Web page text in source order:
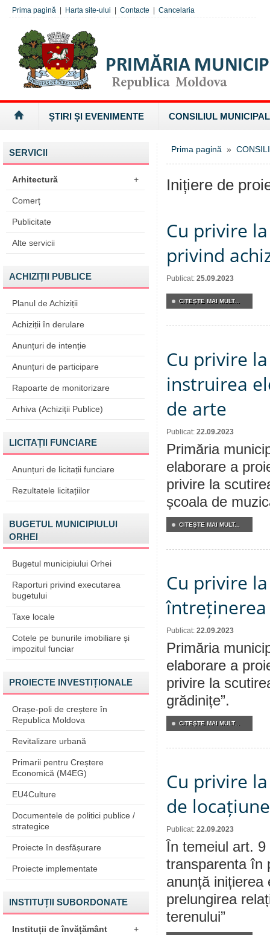
Prima pagină Harta site-ului Contacte Cancelaria
ȘTIRI ȘI EVENIMENTE CONSILIUL MUNICIPAL
SERVICII
Arhitectură +
Comerț
Publicitate
Alte servicii
ACHIZIȚII PUBLICE
Planul de Achiziții
Achiziții în derulare
Anunțuri de intenție
Anunțuri de participare
Rapoarte de monitorizare
Arhiva (Achiziții Publice)
LICITAȚII FUNCIARE
Anunțuri de licitații funciare
Rezultatele licitațiilor
BUGETUL MUNICIPIULUI
ORHEI
Bugetul municipiului Orhei
Raporturi privind executarea
bugetului
Taxe locale
Cotele pe bunurile imobiliare și
impozitul funciar
PROIECTE INVESTIȚIONALE
Orașe-poli de creștere în
Republica Moldova
Revitalizare urbană
Primarii pentru Creștere
Economică (M4EG)
EU4Culture
Documentele de politici publice /
strategice
Proiecte în desfășurare
Proiecte implementate
INSTITUȚII SUBORDONATE
Instituții de învățământ +
Prima pagină »
Inițiere de
Cu privire
privind
Publicat: 25.09.2023
CITEŞTE MAI MULT...
Cu privire
instruirea
de arte
Publicat: 22.09.2023
Primăria
elaborare a
privire la
școala de
CITEŞTE MAI MULT...
Cu privire
Publicat: 22.09.2023
Primăria
elaborare a
privire la
grădinițe”.
CITEŞTE MAI MULT...
Cu privire
de
Publicat: 22.09.2023
În temeiul art.
transparenta în
anunță inițierea
prelungirea
terenului”